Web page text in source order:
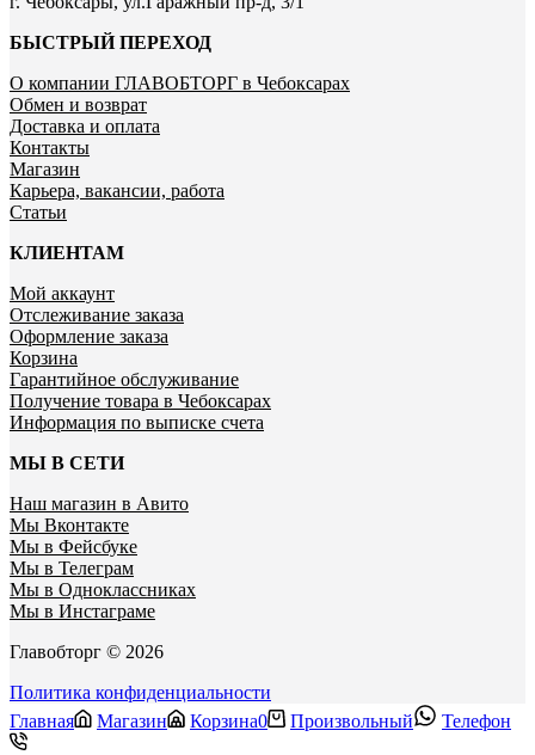
БЫСТРЫЙ ПЕРЕХОД
О компании ГЛАВОБТОРГ в Чебоксарах
Обмен и возврат
Доставка и оплата
Контакты
Магазин
Карьера, вакансии, работа
Статьи
КЛИЕНТАМ
Мой аккаунт
Отслеживание заказа
Оформление заказа
Корзина
Гарантийное обслуживание
Получение товара в Чебоксарах
Информация по выписке счета
МЫ В СЕТИ
Наш магазин в Авито
Мы Вконтакте
Мы в Фейсбуке
Мы в Телеграм
Мы в Одноклассниках
Мы в Инстаграме
Главобторг © 2026
Политика конфиденциальности
Главная
Магазин Корзина0 Произвольный Телефон